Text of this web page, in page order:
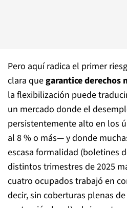
Pero aquí radica el primer
clara que garantice derechos
la flexibilización puede
un mercado donde el
persistentemente alto en los
al 8 % o más— y donde
escasa formalidad (boletines
distintos trimestres de 2025
cuatro ocupados trabajó en
decir, sin coberturas plenas